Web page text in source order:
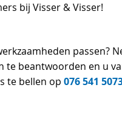
bij Visser & Visser!
passen?
te beantwoorden en u
te bellen op 076 541